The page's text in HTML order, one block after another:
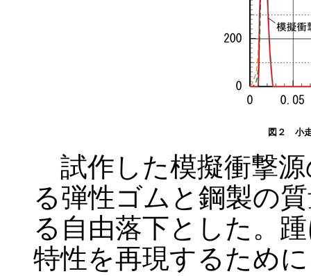
図２ 小
試作した模擬衝撃源
る弾性ゴムと鋼製の
る自由落下とした。
特性を再現するため